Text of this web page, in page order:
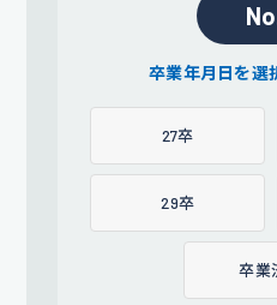
卒業年月日を選
27卒
29卒
卒業